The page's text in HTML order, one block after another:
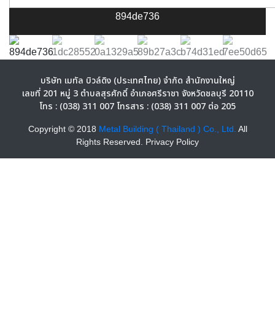
894de736
บริษัท เมทัล บิวล์ดิง (ประเทศไทย) จำกัด สำนักงานใหญ่
เลขที่ 201 หมู่ 3 ตำบลสุรศักดิ์ อำเภอศรีราชา จังหวัดชลบุรี 20110
โทร : (038) 311 007 โทรสาร : (038) 311 007 ต่อ 205
Copyright © 2018 Metal Building ( Thailand ) Co., Ltd. All
Rights Reserved. Privacy Policy